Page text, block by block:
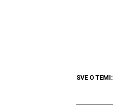
SVE O TEMI: